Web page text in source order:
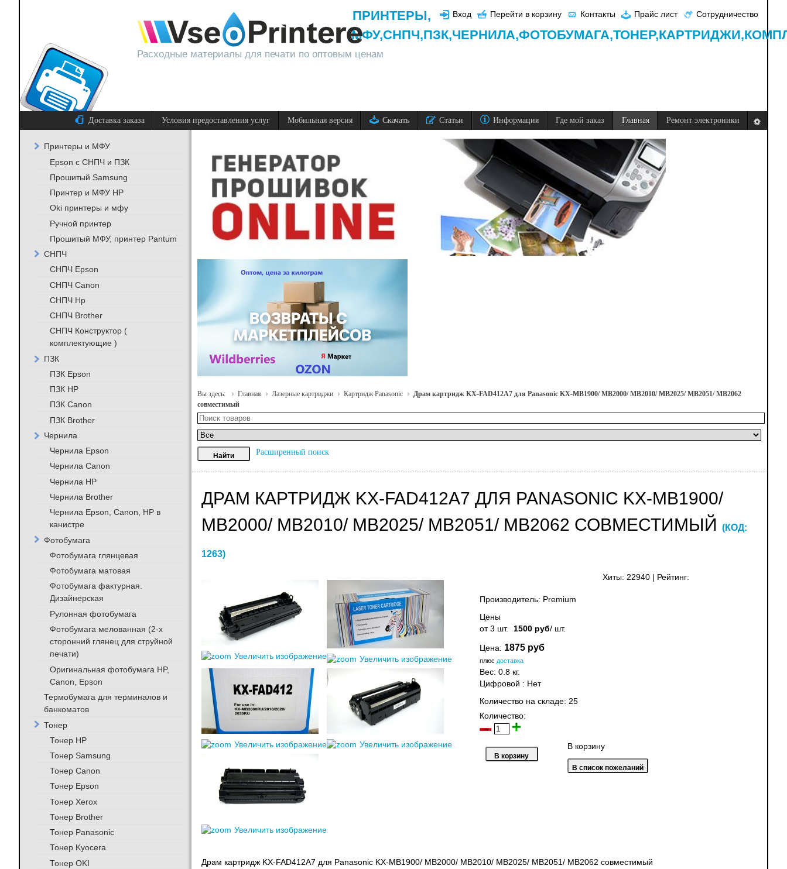
Расходные материалы для печати по оптовым ценам
Вход Перейти в корзину Контакты Прайс лист Сотрудничество
ПРИНТЕРЫ,
МФУ,СНПЧ,ПЗК,ЧЕРНИЛА,ФОТОБУМАГА,ТОНЕР,КАРТРИДЖИ,
Доставка заказа Условия предоставления услуг Мобильная версия Скачать Статьи Информация Где мой заказ Главная Ремонт электроники
Вы здесь: Главная Лазерные картриджи Картридж Panasonic
Драм картридж KX-FAD412A7 для Panasonic KX-MB1900/ MB2000/ MB2010/ MB2025/ MB2051/ MB2062
совместимый
Расширенный поиск
ДРАМ КАРТРИДЖ KX-FAD412A7 ДЛЯ PANASONIC KX-MB1900/
MB2000/ MB2010/ MB2025/ MB2051/ MB2062 СОВМЕСТИМЫЙ (КОД:
1263)
Хиты: 22940 Рейтинг:
Увеличить изображение Увеличить изображение
Увеличить изображение Увеличить изображение
Увеличить изображение
Производитель: Premium
Цены
от 3 шт.
1500 руб/ шт.
Цена: 1875 руб
плюс доставка
Вес: 0.8 кг.
Цифровой : Нет
Количество на складе: 25
Количество:
В корзину
Драм картридж KX-FAD412A7 для Panasonic KX-MB1900/ MB2000/ MB2010/ MB2025/ MB2051/ MB2062 совместимый
Принтеры и МФУ
Epson с СНПЧ и ПЗК
Прошитый Samsung
Принтер и МФУ HP
Oki принтеры и мфу
Ручной принтер
Прошитый МФУ, принтер Pantum
СНПЧ
СНПЧ Epson
СНПЧ Canon
СНПЧ Hp
СНПЧ Brother
СНПЧ Конструктор (
комплектующие )
ПЗК
ПЗК Epson
ПЗК HP
ПЗК Canon
ПЗК Brother
Чернила
Чернила Epson
Чернила Canon
Чернила HP
Чернила Brother
Чернила Epson, Canon, HP в
канистре
Фотобумага
Фотобумага глянцевая
Фотобумага матовая
Фотобумага фактурная.
Дизайнерская
Рулонная фотобумага
Фотобумага мелованная (2-х
сторонний глянец для струйной
печати)
Оригинальная фотобумага HP,
Canon, Epson
Термобумага для терминалов и
банкоматов
Тонер
Тонер HP
Тонер Samsung
Тонер Canon
Тонер Epson
Тонер Xerox
Тонер Brother
Тонер Panasonic
Тонер Kyocera
Тонер OKI